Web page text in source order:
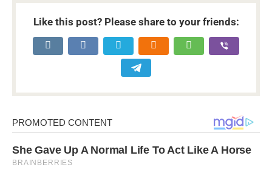
Like this post? Please share to your friends: